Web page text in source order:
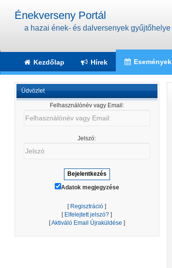
Énekverseny Portál
a hazai ének- és dalversenyek gyűjtőhelye
Kezdőlap Hírek Események
Üdvözlet
Felhasználónév vagy Email:
vagy
Jelszó:
Adatok megjegyzése
[ Regisztráció ]
[ Elfelejtett jelszó? ]
[Aktiváló Email Újraküldése ]